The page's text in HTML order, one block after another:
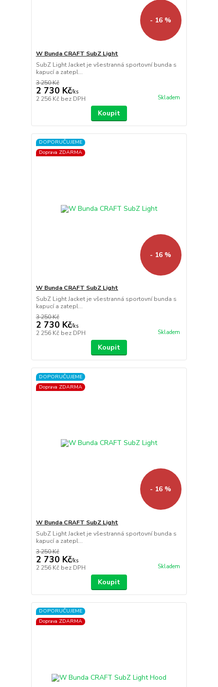
- 16 %
W Bunda CRAFT SubZ Light
SubZ Light Jacket je všestranná sportovní bunda s
kapucí a zatepl...
3 250 Kč
2 730 Kč/ks
2 256 Kč bez DPH Skladem
Koupit
DOPORUČUJEME
Doprava ZDARMA
- 16 %
W Bunda CRAFT SubZ Light
SubZ Light Jacket je všestranná sportovní bunda s
kapucí a zatepl...
3 250 Kč
2 730 Kč/ks
2 256 Kč bez DPH Skladem
Koupit
DOPORUČUJEME
Doprava ZDARMA
- 16 %
W Bunda CRAFT SubZ Light
SubZ Light Jacket je všestranná sportovní bunda s
kapucí a zatepl...
3 250 Kč
2 730 Kč/ks
2 256 Kč bez DPH Skladem
Koupit
DOPORUČUJEME
Doprava ZDARMA